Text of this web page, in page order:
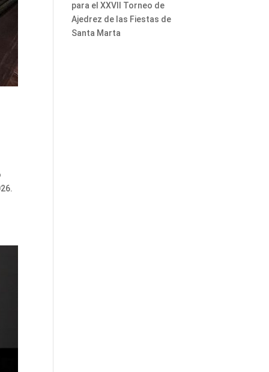
para el XXVII Torneo de
Ajedrez de las Fiestas de
Santa Marta